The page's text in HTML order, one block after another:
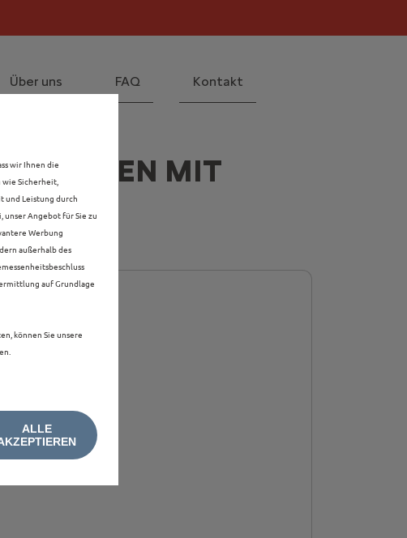
Über uns FAQ Kontakt
MIT
wir Ihnen die
Sicherheit,
und Leistung durch
unser Angebot für Sie zu
Werbung
außerhalb des
auf Grundlage
können Sie unsere
ALLE